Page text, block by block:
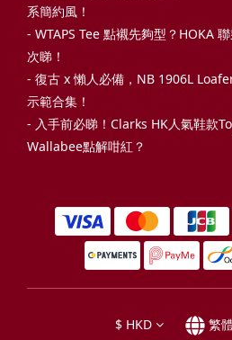
系簡約風！
- WTAPS Tee 點襯先夠型？HOKA
次睇！
- 復古 x 懶人必備，NB 1906L
示範合集！
- 入手前必睇！Clarks HK人氣鞋款
Wallabee點解咁紅？
$ HKD 繁